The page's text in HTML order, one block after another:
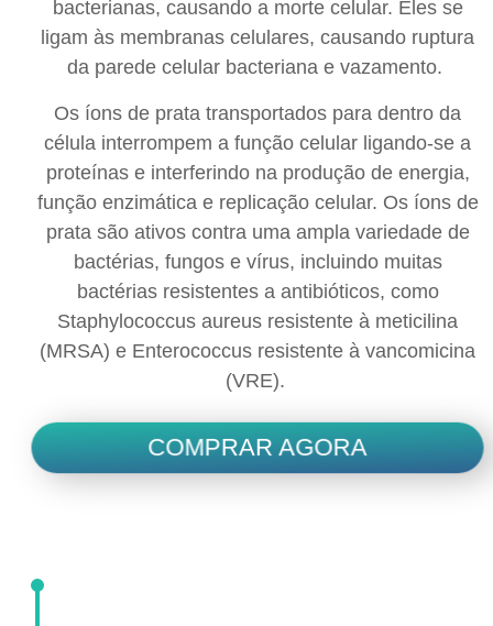
bacterianas, causando a morte celular. Eles se
ligam às membranas celulares, causando ruptura
da parede celular bacteriana e vazamento.
Os íons de prata transportados para dentro da
célula interrompem a função celular ligando-se a
proteínas e interferindo na produção de energia,
função enzimática e replicação celular. Os íons de
prata são ativos contra uma ampla variedade de
bactérias, fungos e vírus, incluindo muitas
bactérias resistentes a antibióticos, como
Staphylococcus aureus resistente à meticilina
(MRSA) e Enterococcus resistente à vancomicina
(VRE).
COMPRAR AGORA